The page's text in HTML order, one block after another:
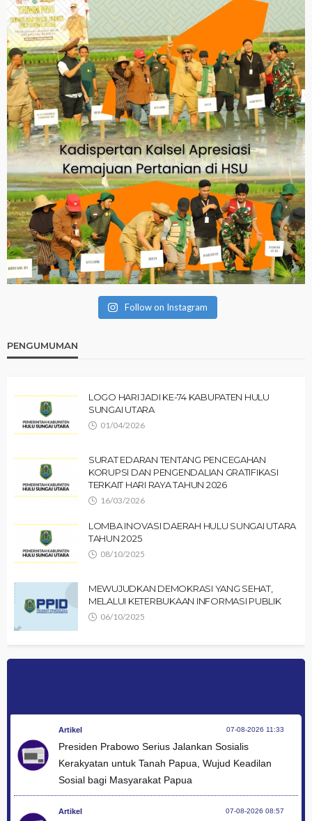
Follow on Instagram
PENGUMUMAN
LOGO HARI JADI KE-74 KABUPATEN HULU
SUNGAI UTARA
01/04/2026
SURAT EDARAN TENTANG PENCEGAHAN
KORUPSI DAN PENGENDALIAN GRATIFIKASI
TERKAIT HARI RAYA TAHUN 2026
16/03/2026
LOMBA INOVASI DAERAH HULU SUNGAI UTARA
TAHUN 2025
08/10/2025
MEWUJUDKAN DEMOKRASI YANG SEHAT,
MELALUI KETERBUKAAN INFORMASI PUBLIK
06/10/2025
Artikel 07-08-2026 11:33
Presiden Prabowo Serius Jalankan Sosialis
Kerakyatan untuk Tanah Papua, Wujud Keadilan
Sosial bagi Masyarakat Papua
Artikel 07-08-2026 08:57